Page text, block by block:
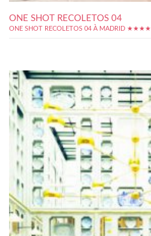
ONE SHOT RECOLETOS 04
ONE SHOT RECOLETOS 04 À MADRID ★★★★